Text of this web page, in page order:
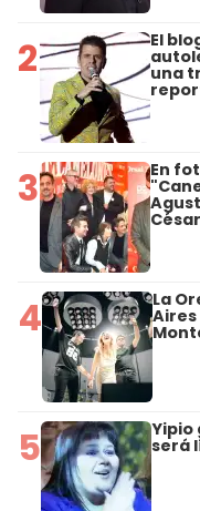
2 El
una
3 En
4 La
5 Yipio
será